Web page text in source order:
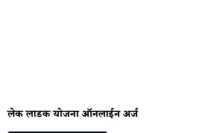
लेक लाडकी योजना ऑनलाईन अर्ज